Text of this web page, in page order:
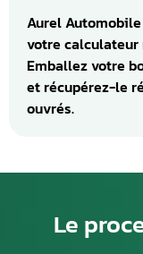
Aurel
votre calculateur
Emballez votre
et récupérez-le
ouvrés.
Le